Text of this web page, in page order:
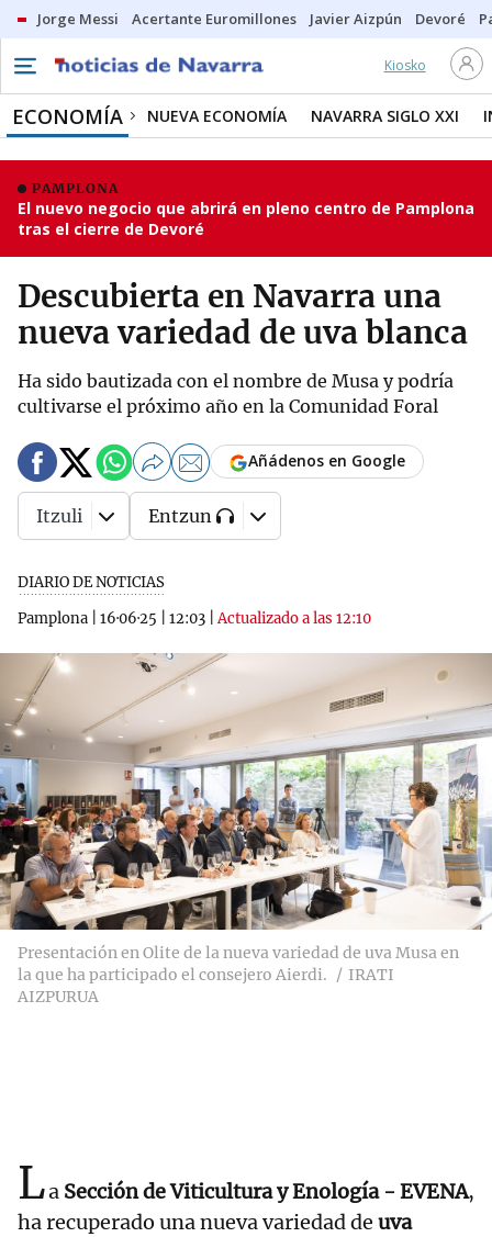
Jorge Messi Acertante Euromillones Javier Aizpún Devoré
Kiosko
ECONOMÍA NUEVA ECONOMÍA NAVARRA SIGLO XXI
PAMPLONA
El nuevo negocio que abrirá en pleno centro de Pamplona
tras el cierre de Devoré
Descubierta en Navarra una
nueva variedad de uva blanca
Ha sido bautizada con el nombre de Musa y podría
cultivarse el próximo año en la Comunidad Foral
DIARIO DE NOTICIAS
Pamplona
16·06·25 12:03 |Actualizado a las 12:10
Añádenos en Google
Itzuli Entzun
Presentación en Olite de la nueva variedad de uva Musa en
la que ha participado el consejero Aierdi.
IRATI
AIZPURUA
La Sección de Viticultura y Enología - EVENA,
ha recuperado una nueva variedad de uva